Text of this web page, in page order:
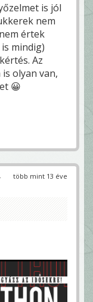
is jól
nem
értek
mindig)
Az
olyan van,
😀
több mint 13 éve